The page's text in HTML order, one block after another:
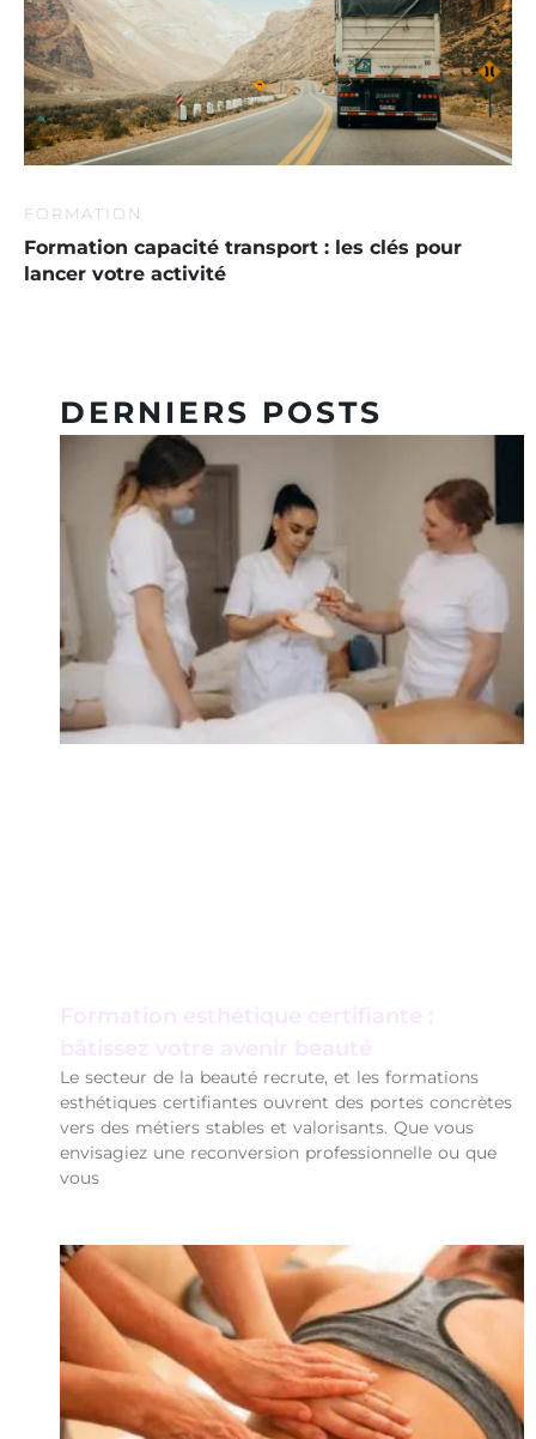
DERNIERS POSTS
Formation esthétique certifiante :
bâtissez votre avenir beauté
Le secteur de la beauté recrute, et les formations
esthétiques certifiantes ouvrent des portes concrètes
vers des métiers stables et valorisants. Que vous
envisagiez une reconversion professionnelle ou que
vous
FORMATION
Formation capacité transport : les clés pour
lancer votre activité